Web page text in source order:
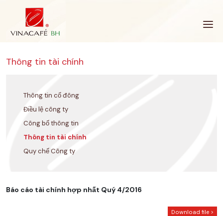
Thông tin tài chính
Thông tin cổ đông
Điều lệ công ty
Công bố thông tin
Thông tin tài chính
Quy chế Công ty
Báo cáo tài chính hợp nhất Quý 4/2016
Download file >